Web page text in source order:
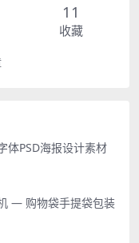
11
收藏
体PSD海报设计素材
— 购物袋手提袋包装